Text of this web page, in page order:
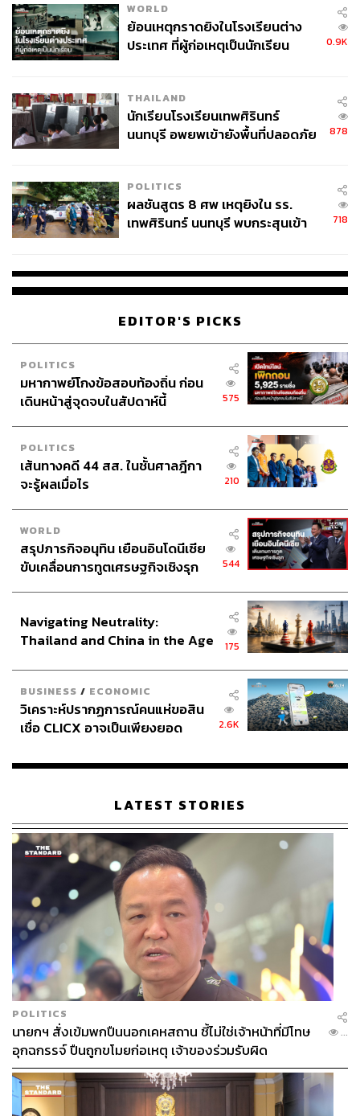
WORLD
ย้อนเหตุกราดยิงในโรงเรียนต่าง
ประเทศ ที่ผู้ก่อเหตุเป็นนักเรียน
0.9K
THAILAND
นักเรียนโรงเรียนเทพศิรินทร์
นนทบุรี อพยพเข้ายังพื้นที่ปลอดภัย
878
POLITICS
ผลชันสูตร 8 ศพ เหตุยิงใน รร.
เทพศิรินทร์ นนทบุรี พบกระสุนเข้า
718
EDITOR'S PICKS
POLITICS
มหากาพย์โกงข้อสอบท้องถิ่น ก่อน
เดินหน้าสู่จุดจบในสัปดาห์นี้
575
POLITICS
เส้นทางคดี 44 สส. ในชั้นศาลฎีกา
จะรู้ผลเมื่อไร
210
WORLD
สรุปภารกิจอนุทิน เยือนอินโดนีเซีย
ขับเคลื่อนการทูตเศรษฐกิจเชิงรุก
544
Navigating Neutrality:
Thailand and China in the Age
175
BUSINESS / ECONOMIC
วิเคราะห์ปรากฏการณ์คนแห่ขอสิน
เชื่อ CLICX อาจเป็นเพียงยอด
เรือนไทยที่ถูกซุกไว้
2.6K
LATEST STORIES
POLITICS
นายกฯ สั่งเข้มพกปืนนอกเคหสถาน ชี้ไม่ใช่เจ้าหน้าที่มีโทษ
อุกฉกรรจ์ ปืนถูกขโมยก่อเหตุ เจ้าของร่วมรับผิด
...